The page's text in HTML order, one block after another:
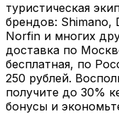
туристическая
брендов: Shimano,
Norfin и многих
доставка по
бесплатная, по
250 рублей.
получите до 30%
бонусы и